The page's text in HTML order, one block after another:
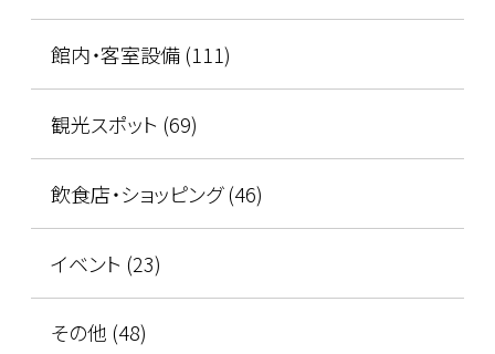
館内・客室設備 (111)
観光スポット (69)
飲食店・ショッピング (46)
イベント (23)
その他 (48)